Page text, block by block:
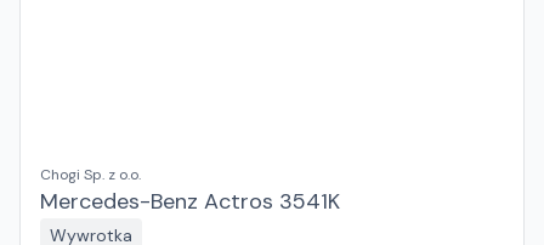
Chogi Sp. z o.o.
Mercedes-Benz Actros 3541K
Wywrotka